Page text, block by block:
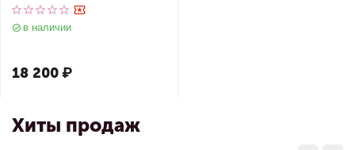
в наличии
18 200₽
Хиты продаж